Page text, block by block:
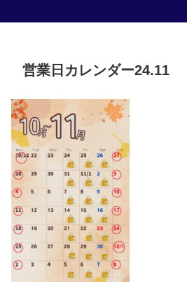
営業日カレンダー24.11